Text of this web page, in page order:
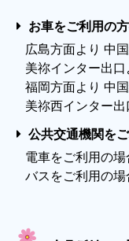
お車をご利用の
広島方面より 中
美祢インター出
福岡方面より 中
美祢西インター
公共交通機関を
電車をご利用の
バスをご利用の